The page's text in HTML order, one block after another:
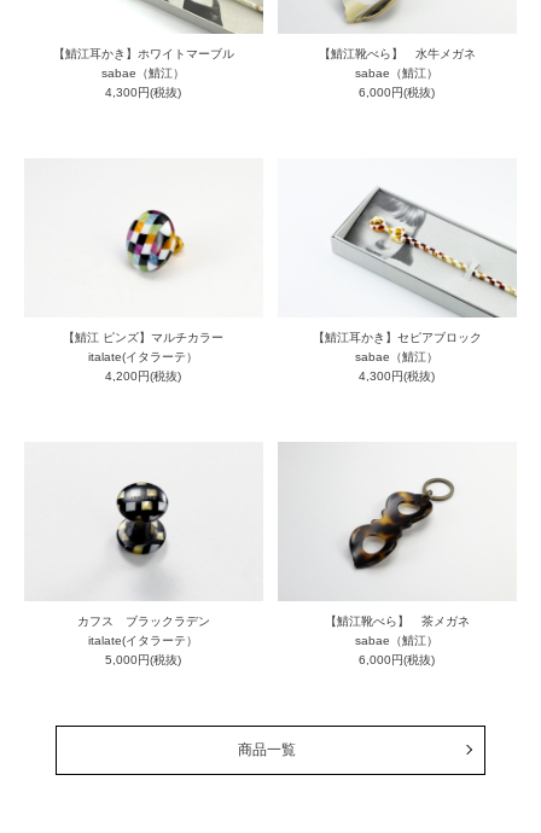
【鯖江耳かき】ホワイトマーブル
sabae（鯖江）
4,300円(税抜)
【鯖江靴べら】 水牛メガネ
sabae（鯖江）
6,000円(税抜)
【鯖江 ピンズ】マルチカラー
italate(イタラーテ）
4,200円(税抜)
【鯖江耳かき】セピアブロック
sabae（鯖江）
4,300円(税抜)
カフス ブラックラデン
italate(イタラーテ）
5,000円(税抜)
【鯖江靴べら】 茶メガネ
sabae（鯖江）
6,000円(税抜)
商品一覧